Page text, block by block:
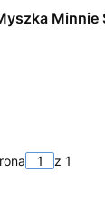
Minnie
z 1